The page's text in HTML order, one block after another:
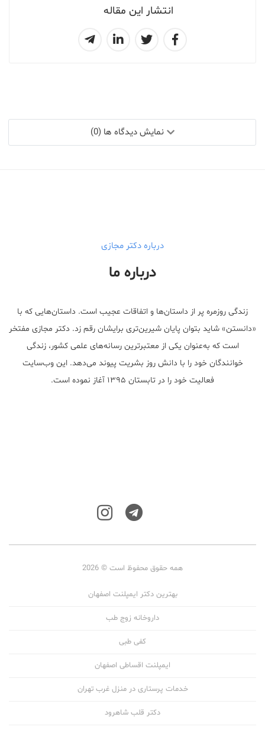
انتشار این مقاله
نمایش دیدگاه ها (0)
درباره دکتر مجازی
درباره ما
زندگی روزمره پر از داستان‌ها و اتفاقات عجیب است. داستان‌هایی که با
«دانستن» شاید بتوان پایان شیرین‌تری برایشان رقم زد. دکتر مجازی مفتخر
است که به‌عنوان یکی از معتبر‌ترین رسانه‌های علمی کشور، زندگی
خوانندگان خود را با دانش روز بشریت پیوند می‌دهد. این وب‌سایت
فعالیت خود را در تابستان ۱۳۹۵ آغاز نموده است.
همه حقوق محفوظ است © 2026
بهترین دکتر ایمپلنت اصفهان
داروخانه زوج طب
کفی طبی
ایمپلنت اقساطی اصفهان
خدمات پرستاری در منزل غرب تهران
دکتر قلب شاهرود